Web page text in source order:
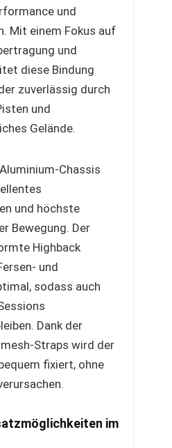
und
Mit einem Fokus auf
und
diese Bindung
zuverlässig durch
und
Gelände.
Chassis
und höchste
Bewegung. Der
Highback
und
sodass auch
Dank der
Straps wird der
fixiert, ohne
im